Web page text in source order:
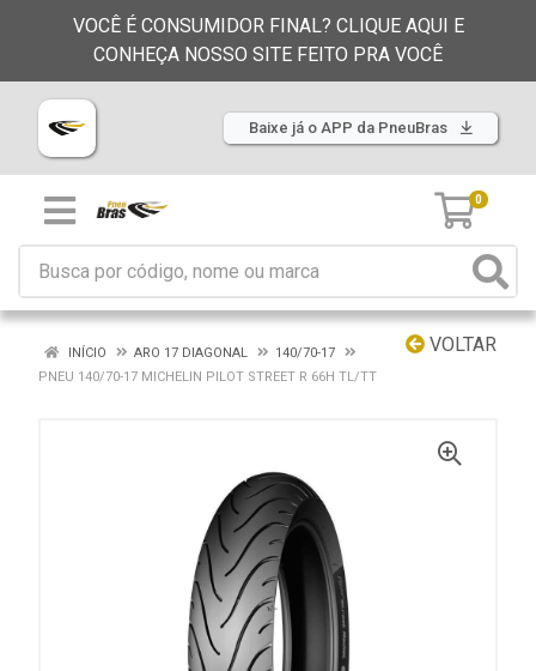
VOCÊ É CONSUMIDOR FINAL? CLIQUE AQUI E
CONHEÇA NOSSO SITE FEITO PRA VOCÊ
Baixe já o APP da PneuBras
0
VOLTAR
INÍCIO ARO 17 DIAGONAL
140/70-17
PNEU 140/70-17 MICHELIN PILOT STREET R 66H TL/TT